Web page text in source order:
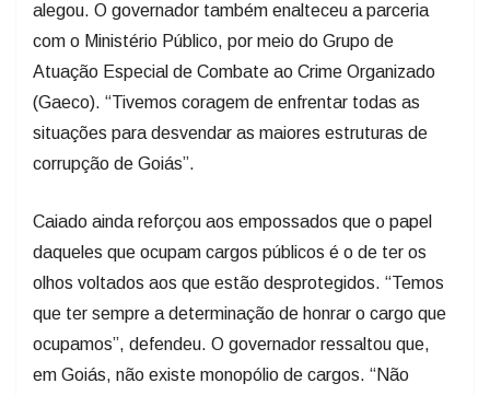
alegou. O governador também enalteceu a parceria
com o Ministério Público, por meio do Grupo de
Atuação Especial de Combate ao Crime Organizado
(Gaeco). “Tivemos coragem de enfrentar todas as
situações para desvendar as maiores estruturas de
corrupção de Goiás”.
Caiado ainda reforçou aos empossados que o papel
daqueles que ocupam cargos públicos é o de ter os
olhos voltados aos que estão desprotegidos. “Temos
que ter sempre a determinação de honrar o cargo que
ocupamos”, defendeu. O governador ressaltou que,
em Goiás, não existe monopólio de cargos. “Não